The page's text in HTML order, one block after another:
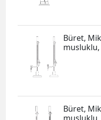
Büret,
musluklu,
Büret,